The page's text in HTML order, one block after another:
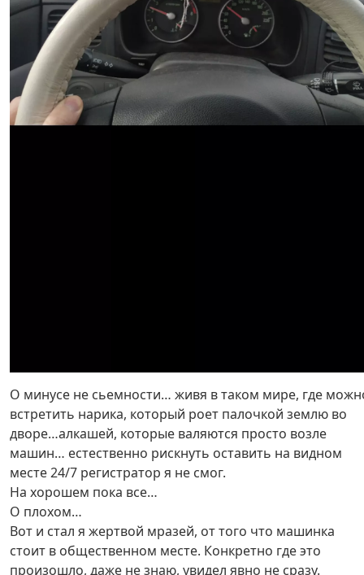
О минусе не сьемности… живя в таком мире, где
встретить нарика, который роет палочкой землю во
дворе…алкашей, которые валяются просто возле
машин… естественно рискнуть оставить на видном
месте 24/7 регистратор я не смог.
На хорошем пока все…
О плохом…
Вот и стал я жертвой мразей, от того что машинка
стоит в общественном месте. Конкретно где это
произошло, даже не знаю, увидел явно не сразу.